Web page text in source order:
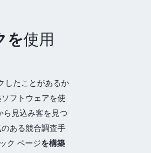
を使用
したことがあるか
フトウェアを使
ら見込み客を見つ
ある競合調査手
ク ページを構築